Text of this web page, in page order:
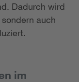
Dadurch wird
auch
im